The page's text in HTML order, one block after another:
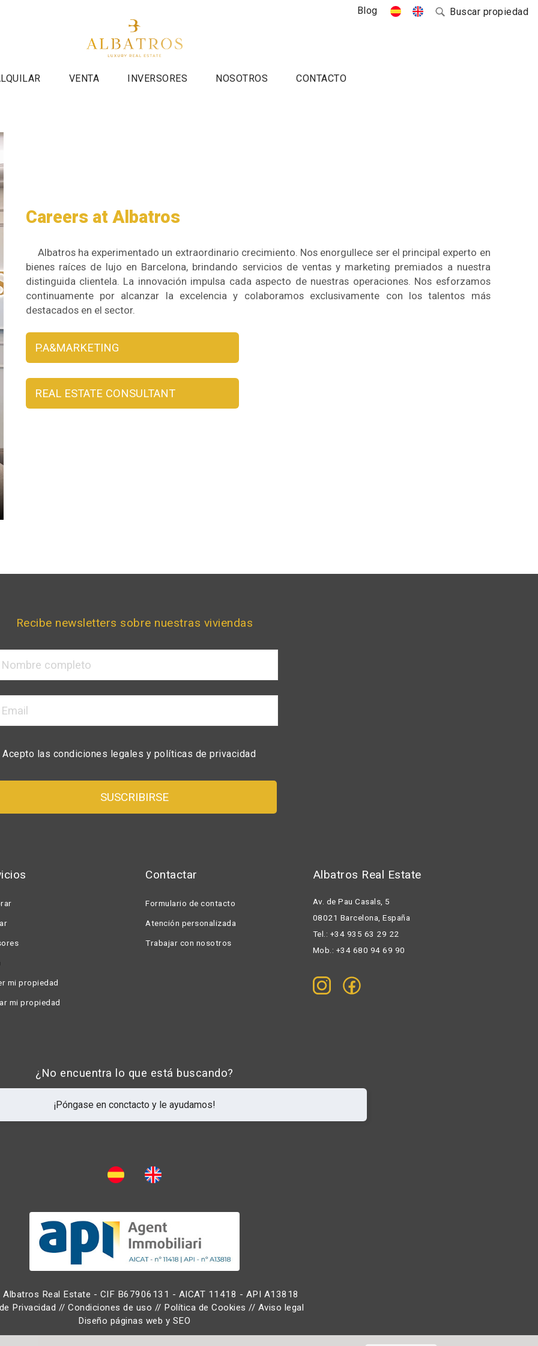
Buscar propiedad
Blog
VENTA INVERSORES NOSOTROS CONTACTO
Careers at Albatros
Albatros ha experimentado un extraordinario crecimiento. Nos enorgullece ser el principal experto en
bienes raíces de lujo en Barcelona, brindando servicios de ventas y marketing premiados a nuestra
distinguida clientela. La innovación impulsa cada aspecto de nuestras operaciones. Nos esforzamos
continuamente por alcanzar la excelencia y colaboramos exclusivamente con los talentos más
destacados en el sector.
P.A&MARKETING
REAL ESTATE CONSULTANT
Recibe newsletters sobre nuestras viviendas
las condiciones legales y políticas de privacidad
mi propiedad
mi propiedad
Contactar
Formulario de contacto
Atención personalizada
Trabajar con nosotros
Albatros Real Estate
Av. de Pau Casals, 5
08021 Barcelona, España
Tel.: +34 935 63 29 22
Mob.: +34 680 94 69 90
¿No encuentra lo que está buscando?
¡Póngase en conctacto y le ayudamos!
Real Estate - CIF B67906131 - AICAT 11418 - API A13818
Privacidad //Condiciones de uso // Política de Cookies // Aviso legal
Diseño páginas web y SEO